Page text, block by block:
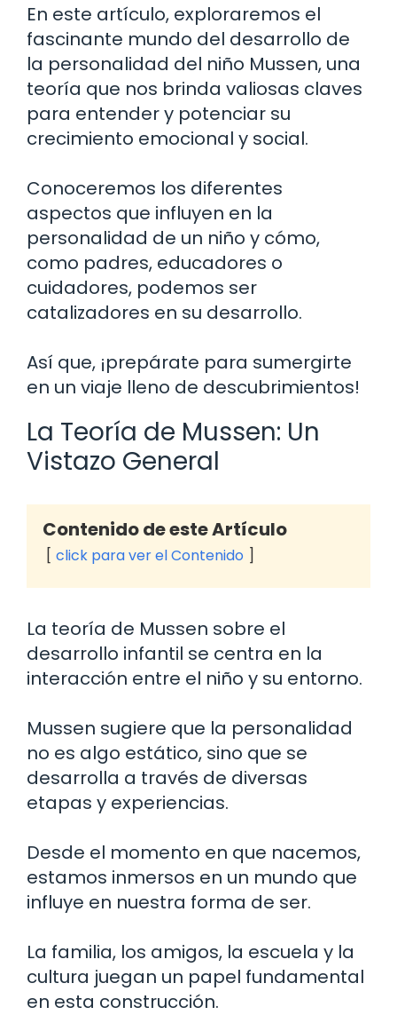
En este artículo, exploraremos el
fascinante mundo del desarrollo de
la personalidad del niño Mussen, una
teoría que nos brinda valiosas claves
para entender y potenciar su
crecimiento emocional y social.
Conoceremos los diferentes
aspectos que influyen en la
personalidad de un niño y cómo,
como padres, educadores o
cuidadores, podemos ser
catalizadores en su desarrollo.
Así que, ¡prepárate para sumergirte
en un viaje lleno de descubrimientos!
La Teoría de Mussen: Un
Vistazo General
Contenido de este Artículo
click para ver el Contenido
La teoría de Mussen sobre el
desarrollo infantil se centra en la
interacción entre el niño y su entorno.
Mussen sugiere que la personalidad
no es algo estático, sino que se
desarrolla a través de diversas
etapas y experiencias.
Desde el momento en que nacemos,
estamos inmersos en un mundo que
influye en nuestra forma de ser.
La familia, los amigos, la escuela y la
cultura juegan un papel fundamental
en esta construcción.